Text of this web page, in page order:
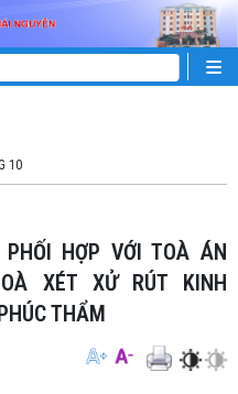
10
XÉT XỬ RÚT KINH
THẨM